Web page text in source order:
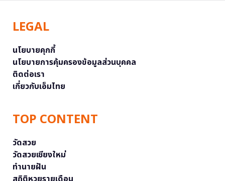
LEGAL
นโยบายคุกกี้
นโยบายการคุ้มครองข้อมูลส่วนบุคคล
ติดต่อเรา
เกี่ยวกับเอ็มไทย
TOP CONTENT
วัดสวย
วัดสวยเชียงใหม่
ทำนายฝัน